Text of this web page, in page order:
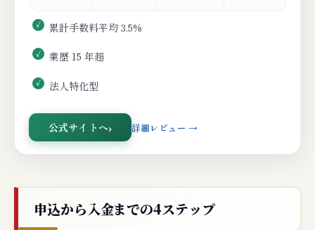
累計手数料平均 3.5%
業歴 15 年超
法人特化型
公式サイトへ 詳細レビュー →
申込から入金までの4ステップ